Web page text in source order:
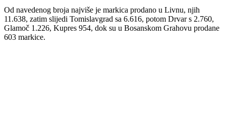
Od navedenog broja najviše je markica prodano u Livnu, njih
11.638, zatim slijedi Tomislavgrad sa 6.616, potom Drvar s 2.760,
Glamoč 1.226, Kupres 954, dok su u Bosanskom Grahovu prodane
603 markice.